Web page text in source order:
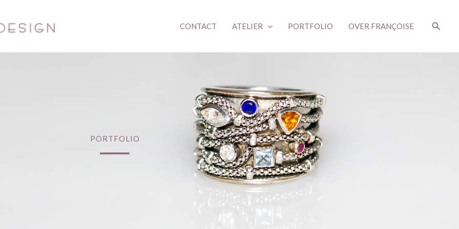
CONTACT ATELIER PORTFOLIO OVER FRANÇOISE
PORTFOLIO
_